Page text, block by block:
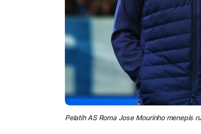
Pelatih AS Roma Jose Mourinho menepis